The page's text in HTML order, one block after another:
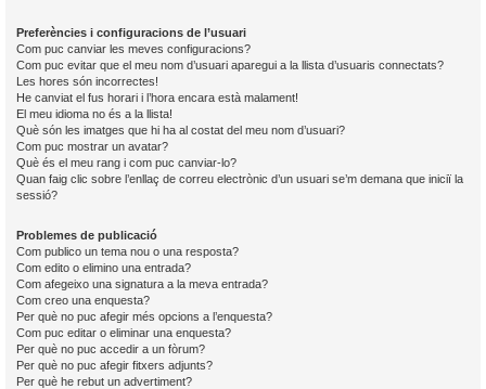
Preferències i configuracions de l’usuari
Com puc canviar les meves configuracions?
Com puc evitar que el meu nom d’usuari aparegui a la llista d’usuaris connectats?
Les hores són incorrectes!
He canviat el fus horari i l’hora encara està malament!
El meu idioma no és a la llista!
Què són les imatges que hi ha al costat del meu nom d’usuari?
Com puc mostrar un avatar?
Què és el meu rang i com puc canviar-lo?
Quan faig clic sobre l’enllaç de correu electrònic d’un usuari se’m demana que iniciï la
sessió?
Problemes de publicació
Com publico un tema nou o una resposta?
Com edito o elimino una entrada?
Com afegeixo una signatura a la meva entrada?
Com creo una enquesta?
Per què no puc afegir més opcions a l’enquesta?
Com puc editar o eliminar una enquesta?
Per què no puc accedir a un fòrum?
Per què no puc afegir fitxers adjunts?
Per què he rebut un advertiment?